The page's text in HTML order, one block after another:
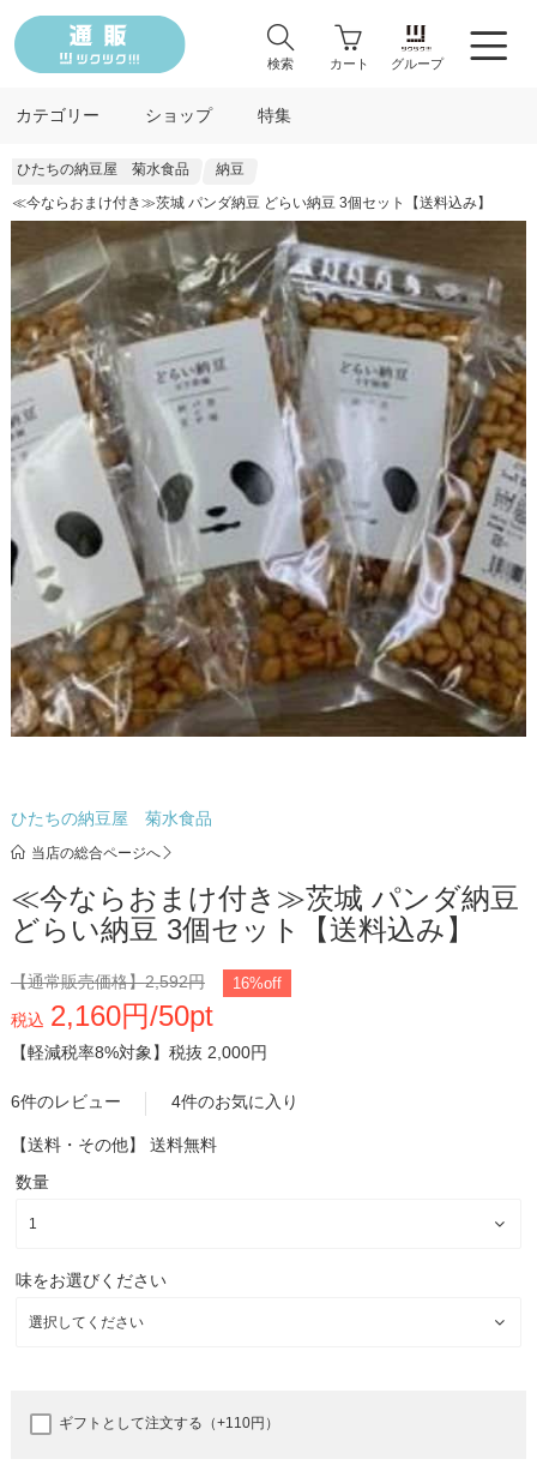
検索 カート グループ
カテゴリー ショップ 特集
ひたちの納豆屋 菊水食品
納豆
≪今ならおまけ付き≫茨城 パンダ納豆 どらい納豆 3個セット【送料込み】
ひたちの納豆屋 菊水食品
当店の総合ページへ
≪今ならおまけ付き≫茨城 パンダ納豆
どらい納豆 3個セット【送料込み】
【通常販売価格】2,592円 16%off
税込 2,160円/50pt
【軽減税率8%対象】 税抜 2,000円
6件のレビュー 4件のお気に入り
【送料・その他】 送料無料
数量
味をお選びください
ギフトとして注文する（+110円）